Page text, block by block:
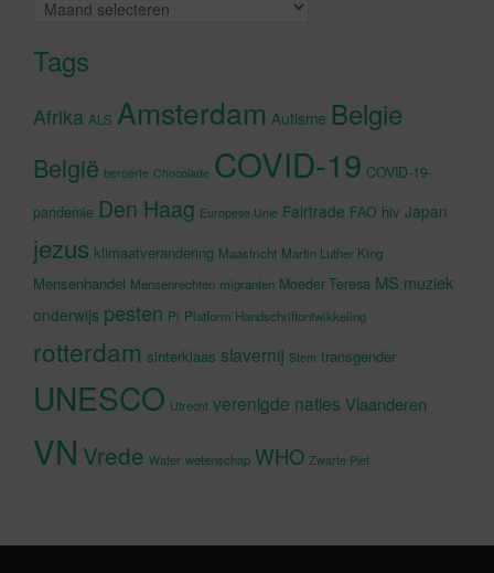
Tags
Afrika ALS Amsterdam Autisme Belgie
België beroerte Chocolade COVID-19 COVID-19-
pandemie Den Haag Europese Unie Fairtrade FAO hiv Japan
jezus klimaatverandering Maastricht Martin Luther King
Mensenhandel Mensenrechten migranten Moeder Teresa MS muziek
onderwijs pesten Pi Platform Handschriftontwikkeling
rotterdam sinterklaas slavernij Stem transgender
UNESCO Utrecht verenigde naties Vlaanderen
VN Vrede Water wetenschap WHO Zwarte Piet